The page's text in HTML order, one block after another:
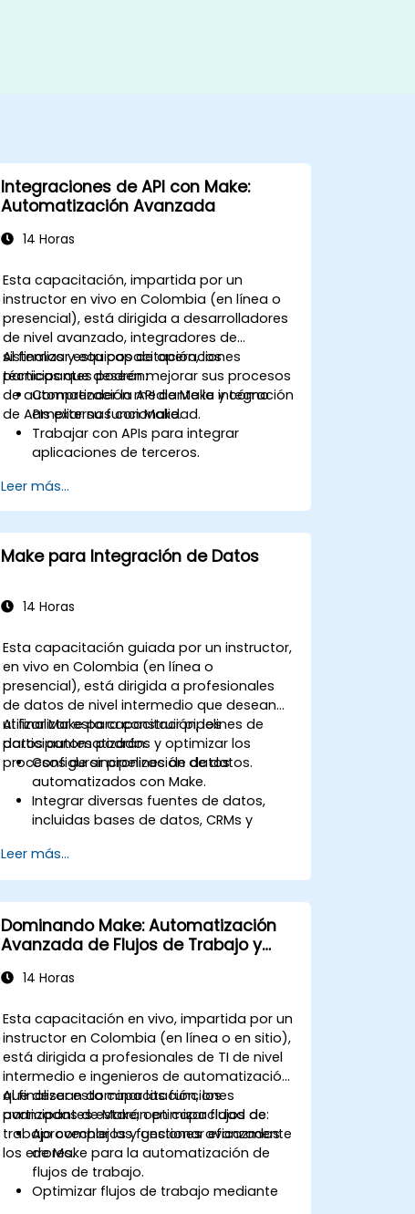
Integraciones de API con Make:
Automatización Avanzada
14 Horas
Esta capacitación, impartida por un
instructor en vivo en Colombia (en línea o
presencial), está dirigida a desarrolladores
de nivel avanzado, integradores de
sistemas y equipos de operaciones
técnicas que deseen mejorar sus procesos
de automatización mediante la integración
de APIs externas con Make.
Al finalizar esta capacitación, los
participantes podrán:
Comprender la API de Make y cómo
ampliar su funcionalidad.
Trabajar con APIs para integrar
aplicaciones de terceros.
aplicaciones no soportadas.
Utilizar técnicas avanzadas de
automatización con Make y APIs.
Leer más...
Make para Integración de Datos
14 Horas
Esta capacitación guiada por un instructor,
en vivo en Colombia (en línea o
presencial), está dirigida a profesionales
de datos de nivel intermedio que desean
utilizar Make para construir pipelines de
datos automatizados y optimizar los
procesos de sincronización de datos.
Al finalizar esta capacitación, los
participantes podrán:
Configurar pipelines de datos
automatizados con Make.
Integrar diversas fuentes de datos,
incluidas bases de datos, CRMs y
Implementar la sincronización y
transformación de datos en tiempo
Optimizar y solucionar problemas en
los flujos de automatización.
Leer más...
Dominando Make: Automatización
Avanzada de Flujos de Trabajo y
14 Horas
Esta capacitación en vivo, impartida por un
instructor en Colombia (en línea o en sitio),
está dirigida a profesionales de TI de nivel
intermedio e ingenieros de automatización
que desean dominar las funciones
avanzadas de Make, optimizar flujos de
trabajo complejos y gestionar eficazmente
los errores.
Al finalizar esta capacitación, los
participantes estarán en capacidad de:
Aprovechar las funciones avanzadas
de Make para la automatización de
flujos de trabajo.
Optimizar flujos de trabajo mediante